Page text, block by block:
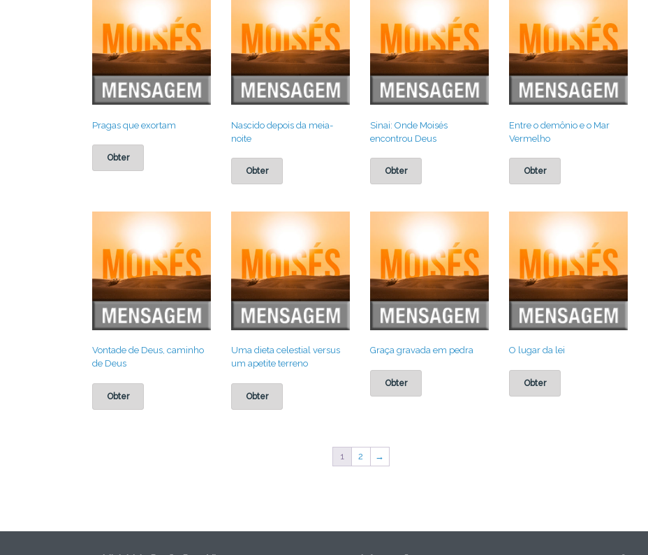
Pragas que exortam
Obter
Nascido depois da meia-
noite
Obter
Sinai: Onde Moisés
encontrou Deus
Obter
Entre o demônio e o Mar
Vermelho
Obter
Vontade de Deus, caminho
de Deus
Obter
Uma dieta celestial versus
um apetite terreno
Obter
Graça gravada em pedra
Obter
O lugar da lei
Obter
1 2 →